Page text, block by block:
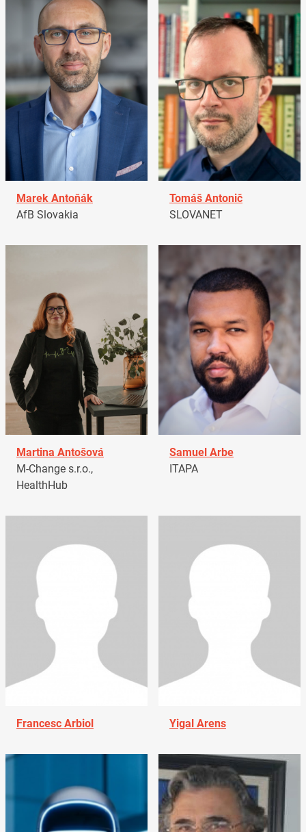
Marek Antoňák
AfB Slovakia
Tomáš Antonič
SLOVANET
Martina Antošová
M-Change s.r.o.,
HealthHub
Samuel Arbe
ITAPA
Francesc Arbiol Yigal Arens